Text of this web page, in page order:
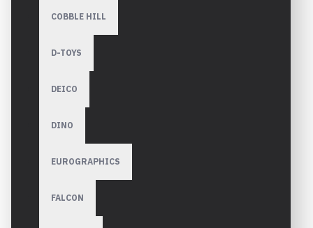
COBBLE HILL
D-TOYS
DEICO
DINO
EUROGRAPHICS
FALCON